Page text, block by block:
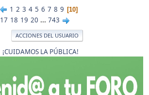
1 2 3 4 5 6 7 8 9 10
17 18 19 20 ... 743
ACCIONES DEL USUARIO
¡CUIDAMOS LA PÚBLICA!